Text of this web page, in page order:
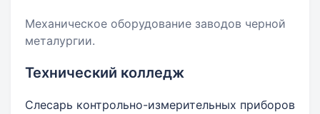
Механическое оборудование заводов черной
металургии.
Технический колледж
Слесарь контрольно-измерительных приборов